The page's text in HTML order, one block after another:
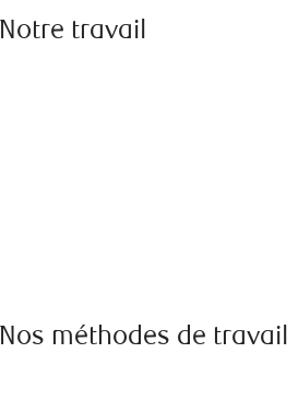
Notre travail
Nos méthodes de travail